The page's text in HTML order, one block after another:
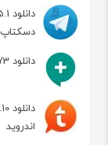
دسکتاپ
دانلود messenger plus ! 6.00.0.773 مسنجر مایکروسافت
اندروید